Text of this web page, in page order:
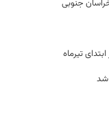
تیرماه
شد